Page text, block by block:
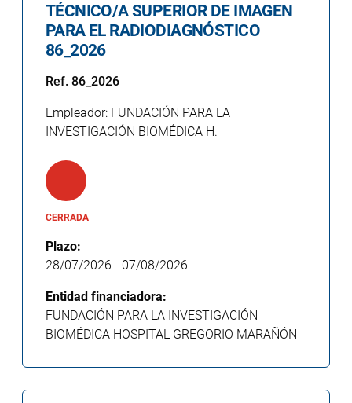
TÉCNICO/A SUPERIOR DE IMAGEN
PARA EL RADIODIAGNÓSTICO
86_2026
Ref. 86_2026
Empleador: FUNDACIÓN PARA LA
INVESTIGACIÓN BIOMÉDICA H.
CERRADA
Plazo:
28/07/2026 - 07/08/2026
Entidad financiadora:
FUNDACIÓN PARA LA INVESTIGACIÓN
BIOMÉDICA HOSPITAL GREGORIO MARAÑÓN